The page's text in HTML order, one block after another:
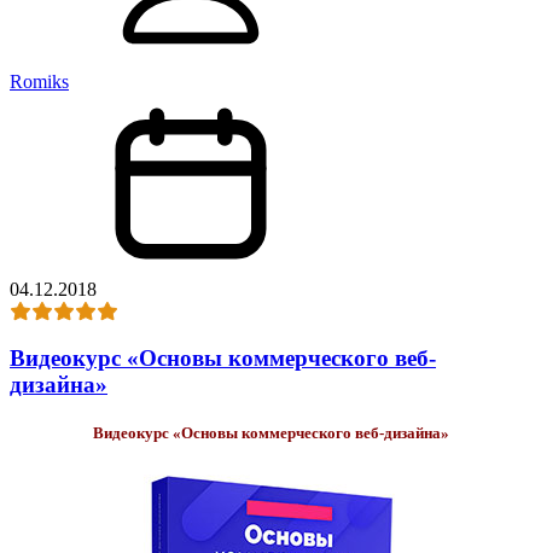
Romiks
04.12.2018
Видеокурс «Основы коммерческого веб-
дизайна»
Видеокурс «Основы коммерческого веб-дизайна»